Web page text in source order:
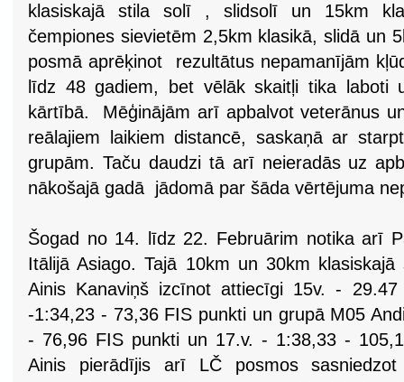
klasiskajā stila solī , slidsolī un 15km
čempiones sievietēm 2,5km klasikā, slidā un
posmā aprēķinot rezultātus nepamanījām
līdz 48 gadiem, bet vēlāk skaitļi tika laboti
kārtībā. Mēģinājām arī apbalvot veterānus
reālajiem laikiem distancē, saskaņā ar
grupām. Taču daudzi tā arī neieradās uz
nākošajā gadā jādomā par šāda vērtējuma
Šogad no 14. līdz 22. Februārim notika arī
Itālijā Asiago. Tajā 10km un 30km
Ainis Kanaviņš izcīnot attiecīgi 15v. -
-1:34,23 - 73,36 FIS punkti un grupā M05
- 76,96 FIS punkti un 17.v. - 1:38,33 -
Ainis pierādījis arī LČ posmos